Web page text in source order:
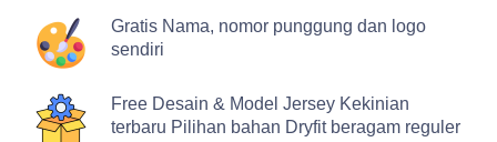
Gratis Nama, nomor punggung dan logo
sendiri
Free Desain & Model Jersey Kekinian
terbaru Pilihan bahan Dryfit beragam reguler